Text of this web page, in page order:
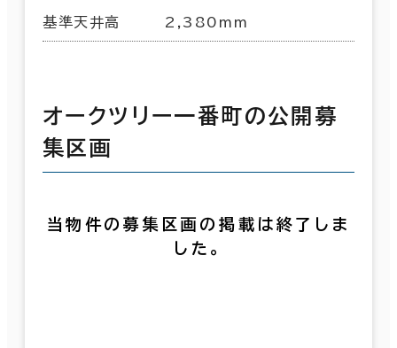
基準天井高 2,380mm
オークツリー一番町の公開募
集区画
当物件の募集区画の掲載は終了しま
した。